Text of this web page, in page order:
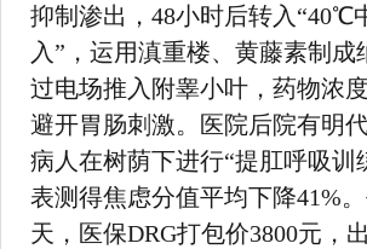
抑制渗出，48小时后转入“40℃
入”，运用滇重楼、黄藤素制成
过电场推入附睾小叶，药物浓
避开胃肠刺激。医院后院有明
病人在树荫下进行“提肛呼吸训
表测得焦虑分值平均下降41%
天，医保DRG打包价3800元，